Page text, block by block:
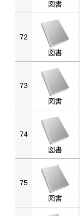
図書
72
図書
73
図書
74
図書
75
図書